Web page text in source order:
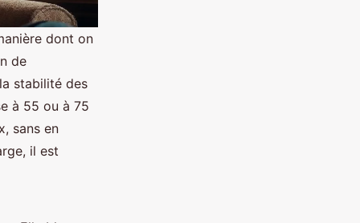
dont on
de
stabilité des
à 55 ou à 75
sans en
il est